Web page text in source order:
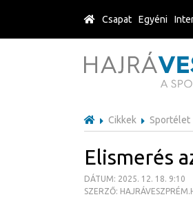
Cikkek Sportélet
Elismerés
DÁTUM: 2025. 12. 18. 9:10
SZERZŐ:
Csapat Egyéni